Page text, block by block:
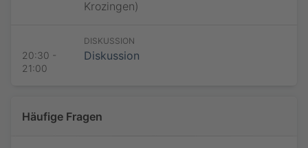
Bitte beachten Sie dieDatenschutzhinweise
Krozingen)
20:30 -
21:00
DISKUSSION
Diskussion
Häufige Fragen